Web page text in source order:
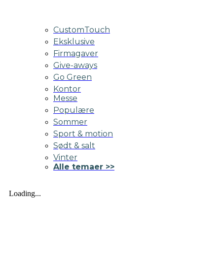
CustomTouch
Eksklusive
Firmagaver
Give-aways
Go Green
Kontor
Messe
Populære
Sommer
Sport & motion
Sødt & salt
Vinter
Alle temaer >>
Loading...